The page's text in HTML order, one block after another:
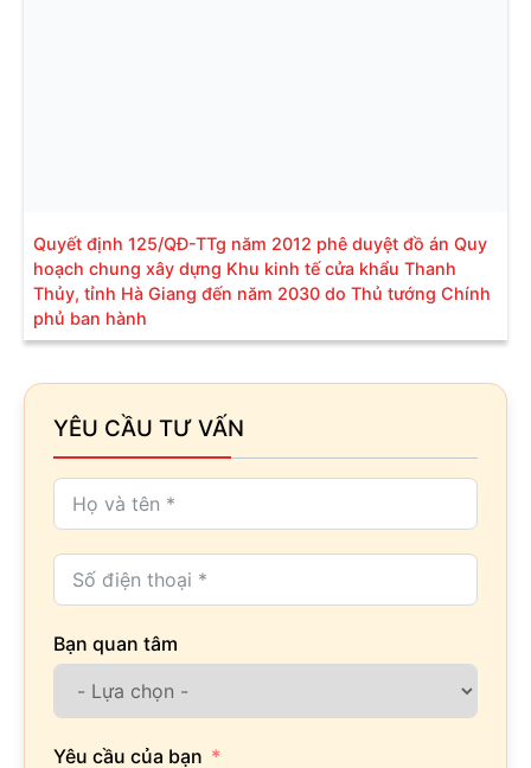
Quyết định 125/QĐ-TTg năm 2012 phê duyệt đồ án Quy
hoạch chung xây dựng Khu kinh tế cửa khẩu Thanh
Thủy, tỉnh Hà Giang đến năm 2030 do Thủ tướng Chính
phủ ban hành
YÊU CẦU TƯ VẤN
Bạn quan tâm
Yêu cầu của bạn